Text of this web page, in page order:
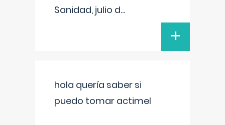
Sanidad, julio d...
+
hola quería saber si
puedo tomar actimel